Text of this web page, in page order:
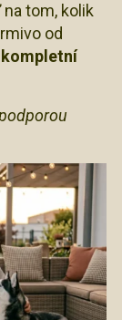
tom, kolik
od